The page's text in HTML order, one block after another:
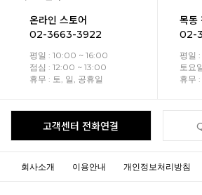
온라인 스토어
02-3663-3922
평일 : 10:00 ~ 16:00
점심 : 12:00 ~ 13:00
휴무 : 토, 일, 공휴일
목동
02-
평일
토요
휴무
고객센터 전화연결
회사소개 이용안내 개인정보처리방침